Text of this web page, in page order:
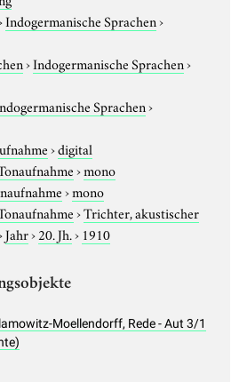
Indogermanische Sprachen›
›Indogermanische Sprachen›
Sprachen›
›digital
›mono
›mono
›Trichter, akustischer
Jahr›20. Jh.› 1910
Moellendorff, Rede - Aut 3/1